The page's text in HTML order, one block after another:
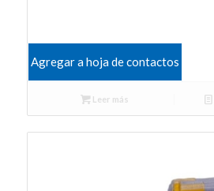
Agregar a hoja de contactos
Leer más